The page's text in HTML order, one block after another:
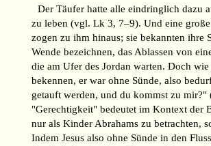
Der Täufer hatte alle eindringlich dazu
zu leben (vgl. Lk 3, 7–9). Und eine
zogen zu ihm hinaus; sie bekannten ihre
Wende bezeichnen, das Ablassen von
die am Ufer des Jordan warten. Doch
bekennen, er war ohne Sünde, also
getauft werden, und du kommst zu
"Gerechtigkeit" bedeutet im Kontext der
nur als Kinder Abrahams zu betrachten,
Indem Jesus also ohne Sünde in den